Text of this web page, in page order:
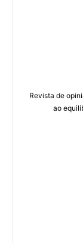
Revista de
ao